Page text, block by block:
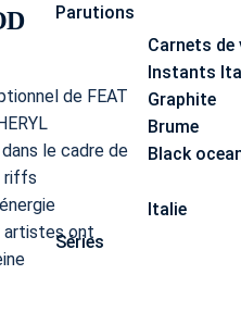
Parutions
Séries
Carnets de
Instants
Graphite
Brume
Black
Italie
de FEAT
le cadre de
riffs
artistes ont